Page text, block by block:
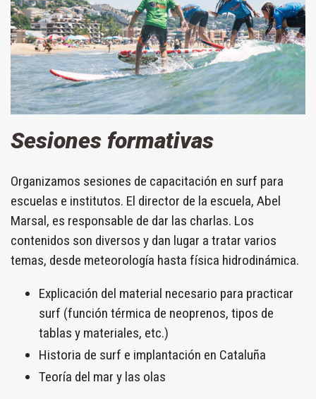
Sesiones formativas
Organizamos sesiones de capacitación en surf para
escuelas e institutos. El director de la escuela, Abel
Marsal, es responsable de dar las charlas. Los
contenidos son diversos y dan lugar a tratar varios
temas, desde meteorología hasta física hidrodinámica.
Explicación del material necesario para practicar
surf (función térmica de neoprenos, tipos de
tablas y materiales, etc.)
Historia de surf e implantación en Cataluña
Teoría del mar y las olas